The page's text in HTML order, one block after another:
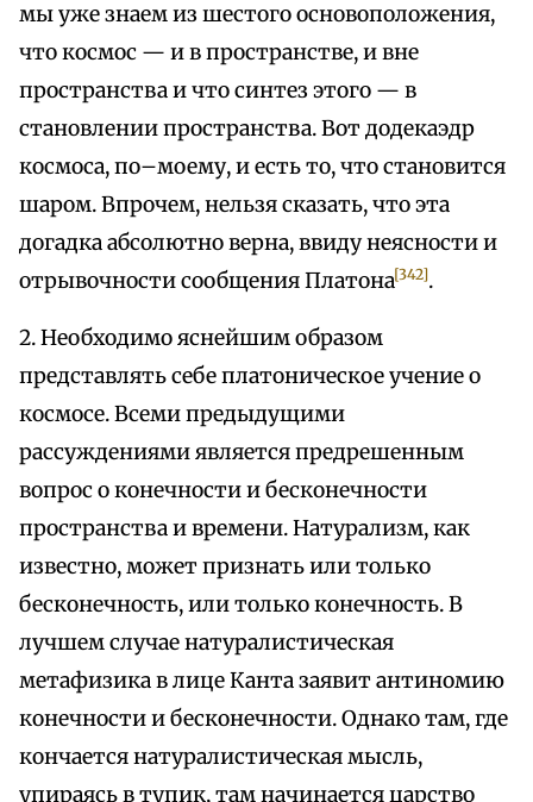
мы уже знаем из шестого основоположения,
что космос — и в пространстве, и вне
пространства и что синтез этого — в
становлении пространства. Вот додекаэдр
космоса, по–моему, и есть то, что становится
шаром. Впрочем, нельзя сказать, что эта
догадка абсолютно верна, ввиду неясности и
отрывочности сообщения Платона[342].
2. Необходимо яснейшим образом
представлять себе платоническое учение о
космосе. Всеми предыдущими
рассуждениями является предрешенным
вопрос о конечности и бесконечности
пространства и времени. Натурализм, как
известно, может признать или только
бесконечность, или только конечность. В
лучшем случае натуралистическая
метафизика в лице Канта заявит антиномию
конечности и бесконечности. Однако там, где
кончается натуралистическая мысль,
упираясь в тупик, там начинается царство